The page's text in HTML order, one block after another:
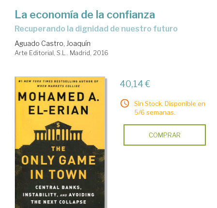
La economía de la confianza
recuperando la dignidad de nuestro futuro
Aguado Castro, Joaquín
Arte Editorial, S.L.. Madrid, 2016
40,14 €
Sin Stock. Disponible en
5/6 semanas.
COMPRAR